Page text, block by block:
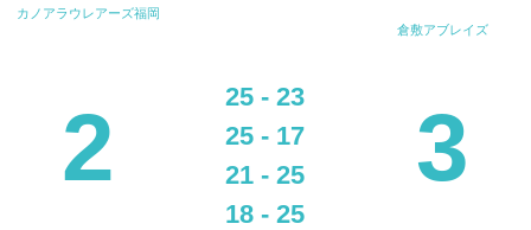
カノアラウレアーズ福岡
倉敷アブレイズ
2
25 - 23
25 - 17
21 - 25
18 - 25
3